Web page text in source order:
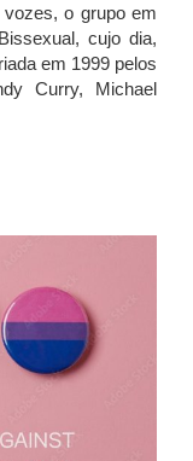
o grupo em
cujo dia,
em 1999 pelos
Curry, Michael